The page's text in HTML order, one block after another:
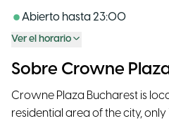
Abierto hasta23:00
Ver el horario
Sobre Crowne
Crowne Plaza Bucharest is
residential area of the city,